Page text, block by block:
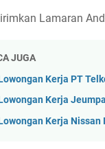
Lamaran
JUGA
Kerja PT
Kerja
Kerja